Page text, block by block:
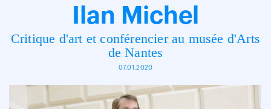
Ilan Michel
Critique d'art et conférencier au musée d'Arts
de Nantes
07.01.2020